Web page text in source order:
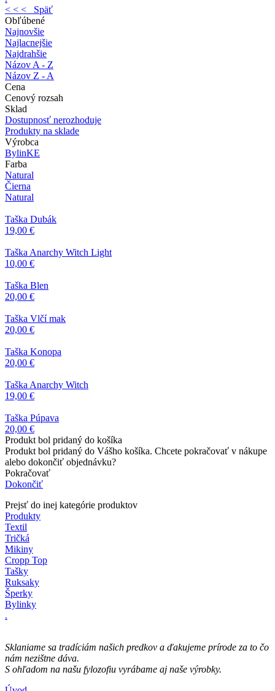
< < < Späť
Obľúbené
Najnovšie
Najlacnejšie
Najdrahšie
Názov A - Z
Názov Z - A
Cena
Cenový rozsah
Sklad
Dostupnosť nerozhoduje
Produkty na sklade
Výrobca
BylinKE
Farba
Natural
Čierna
Natural
Taška Dubák
19,00 €
Taška Anarchy Witch Light
10,00 €
Taška Blen
20,00 €
Taška Vlčí mak
20,00 €
Taška Konopa
20,00 €
Taška Anarchy Witch
19,00 €
Taška Púpava
20,00 €
Produkt bol pridaný do košíka
Produkt bol pridaný do Vášho košíka. Chcete pokračovať v nákupe
alebo dokončiť objednávku?
Pokračovať
Dokončiť
Prejsť do inej kategórie produktov
Produkty
Textil
Tričká
Mikiny
Cropp Top
Tašky
Ruksaky
Šperky
Bylinky
.
Sklaniame sa tradíciám našich predkov a ďakujeme prírode za to čo
nám nezištne dáva.
S ohľadom na našu fylozofiu​ vyrábame aj naše výrobky.